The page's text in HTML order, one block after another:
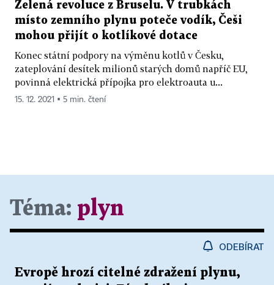
Zelená revoluce z Bruselu. V trubkách
místo zemního plynu poteče vodík, Češi
mohou přijít o kotlíkové dotace
Konec státní podpory na výměnu kotlů v Česku,
zateplování desítek milionů starých domů napříč EU,
povinná elektrická přípojka pro elektroauta u...
15. 12. 2021 ▪ 5 min. čtení
Téma: plyn
ODEBÍRAT
Evropě hrozí citelné zdražení plynu,